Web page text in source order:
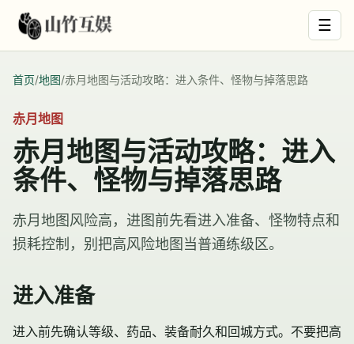
☰
首页/地图/赤月地图与活动攻略：进入条件、怪物与掉落思路
赤月地图
赤月地图与活动攻略：进入
条件、怪物与掉落思路
赤月地图风险高，进图前先看进入准备、怪物特点和
损耗控制，别把高风险地图当普通练级区。
进入准备
进入前先确认等级、药品、装备耐久和回城方式。不要把高